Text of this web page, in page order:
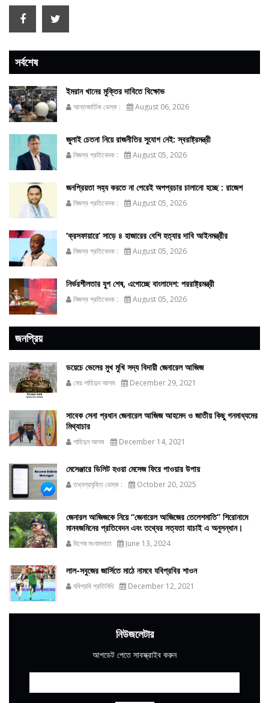
সর্বশেষ
ইমরান খানের মুক্তির দাবিতে বিক্ষোভ
আন্তজার্তিক ডেস্ক : August 06, 2026
জুলাই চেতনা নিয়ে রাজনীতির সুযোগ নেই: স্বরাষ্ট্রমন্ত্রী
নিজস্ব প্রতিবেদক : August 05, 2026
জনপ্রিয়তা সহ্য করতে না পেরেই অপপ্রচার চালানো হচ্ছে : রাজেশ
নিজস্ব প্রতিবেদক : August 05, 2026
‘ক্রসফায়ারে’ সাড়ে ৪ হাজারের বেশি হত্যার দাবি আইনমন্ত্রীর
নিজস্ব প্রতিবেদক : August 05, 2026
নির্ভরশীলতার যুগ শেষ, এগোচ্ছে বাংলাদেশ: পররাষ্ট্রমন্ত্রী
নিজস্ব প্রতিবেদক : August 05, 2026
জনপ্রিয়
ডয়েচে ভেলের মুখ মুখি সদ্য বিদায়ী জেনারেল আজিজ
মোঃ শাহিদুন আলম December 29, 2021
সাবেক সেনা প্রধান জেনারেল আজিজ আহমেদ ও জাতীয় কিছু গনমাধ্যমের
মিথ্যাচার
শাহিদুন আলম December 14, 2021
মেসেঞ্জারে ডিলিট হওয়া মেসেজ ফিরে পাওয়ার উপায়
তথ্যপ্রযুক্তি ডেস্ক : October 20, 2025
জেনারল আজিজকে নিয়ে “জেনারেল আজিজের তেলেশমাতি” শিরোনামে
মানবজমিনের প্রতিবেদন এবং তথ্যের সত্যতা যাচাই এ অনুসন্ধান।
বিশেষ সংবাদদাতা June 13, 2024
লাল-সবুজের জার্সিতে মাঠে নামবে যবিপ্রবির শাওন
যবিপ্রবি প্রতিনিধি December 12, 2021
নিউজলেটার
আপডেট পেতে সাবস্ক্রাইব করুন